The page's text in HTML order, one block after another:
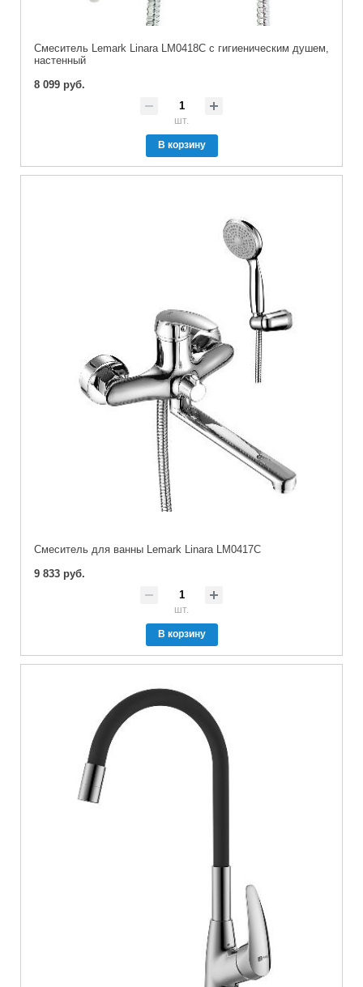
Cмеситель Lemark Linara LM0418C с гигиеническим душем,
настенный
8 099 руб.
шт.
В корзину
Cмеситель для ванны Lemark Linara LM0417C
9 833 руб.
шт.
В корзину